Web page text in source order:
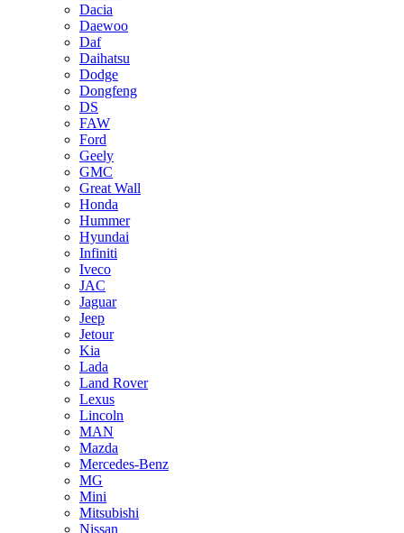
Dacia
Daewoo
Daf
Daihatsu
Dodge
Dongfeng
DS
FAW
Ford
Geely
GMC
Great Wall
Honda
Hummer
Hyundai
Infiniti
Iveco
JAC
Jaguar
Jeep
Jetour
Kia
Lada
Land Rover
Lexus
Lincoln
MAN
Mazda
Mercedes-Benz
MG
Mini
Mitsubishi
Nissan